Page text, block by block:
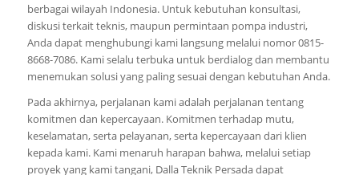
berbagai wilayah Indonesia. Untuk kebutuhan konsultasi,
diskusi terkait teknis, maupun permintaan pompa industri,
Anda dapat menghubungi kami langsung melalui nomor 0815-
8668-7086. Kami selalu terbuka untuk berdialog dan membantu
menemukan solusi yang paling sesuai dengan kebutuhan Anda.
Pada akhirnya, perjalanan kami adalah perjalanan tentang
komitmen dan kepercayaan. Komitmen terhadap mutu,
keselamatan, serta pelayanan, serta kepercayaan dari klien
kepada kami. Kami menaruh harapan bahwa, melalui setiap
proyek yang kami tangani, Dalla Teknik Persada dapat